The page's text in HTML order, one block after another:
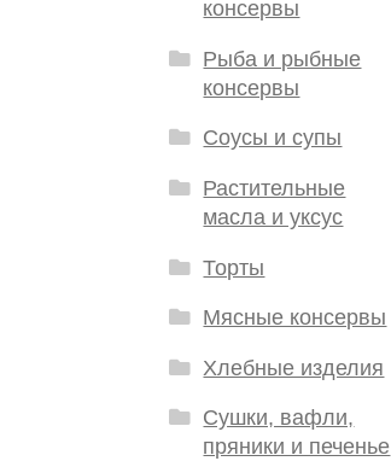
консервы
Рыба и рыбные
консервы
Соусы и супы
Растительные
масла и уксус
Торты
Мясные консервы
Хлебные изделия
Сушки, вафли,
пряники и печенье